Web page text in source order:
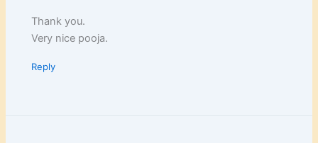
Thank you.
Very nice pooja.
Reply